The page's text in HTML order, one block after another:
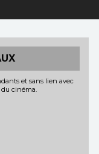
et sans lien avec
cinéma.